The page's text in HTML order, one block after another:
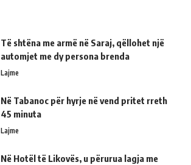
Të shtëna me armë në Saraj, qëllohet një
automjet me dy persona brenda
Lajme
Në Tabanoc për hyrje në vend pritet rreth
45 minuta
Lajme
Në Hotël të Likovës, u përurua lagja me